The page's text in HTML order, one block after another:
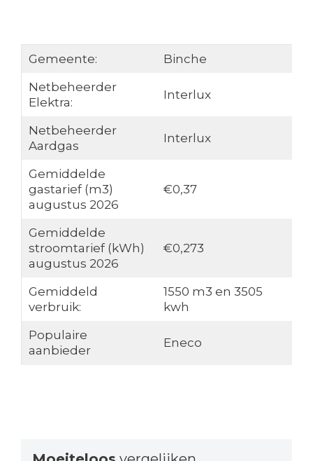
Gemeente:
Binche
Netbeheerder
Elektra:
Interlux
Netbeheerder
Aardgas
Interlux
Gemiddelde
gastarief (m3)
augustus 2026
€0,37
Gemiddelde
stroomtarief (kWh)
augustus 2026
€0,273
Gemiddeld
verbruik:
1550 m3 en 3505
kwh
Populaire
aanbieder
Eneco